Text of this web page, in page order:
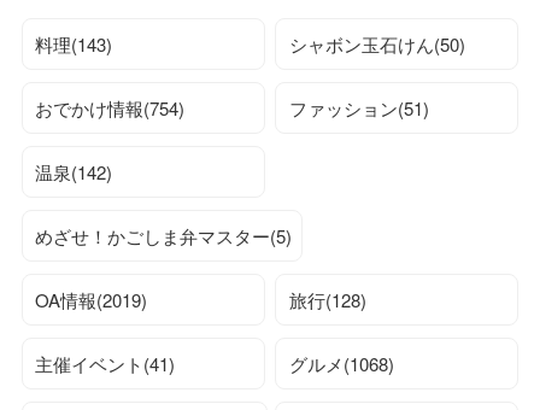
料理(143) シャボン玉石けん(50)
おでかけ情報(754) ファッション(51)
温泉(142)
めざせ！かごしま弁マスター(5)
OA情報(2019) 旅行(128)
主催イベント(41) グルメ(1068)